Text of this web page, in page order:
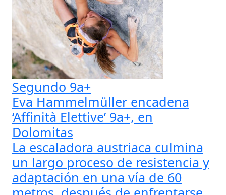
Segundo 9a+
Eva Hammelmüller encadena
‘Affinità Elettive’ 9a+, en
Dolomitas
La escaladora austriaca culmina
un largo proceso de resistencia y
adaptación en una vía de 60